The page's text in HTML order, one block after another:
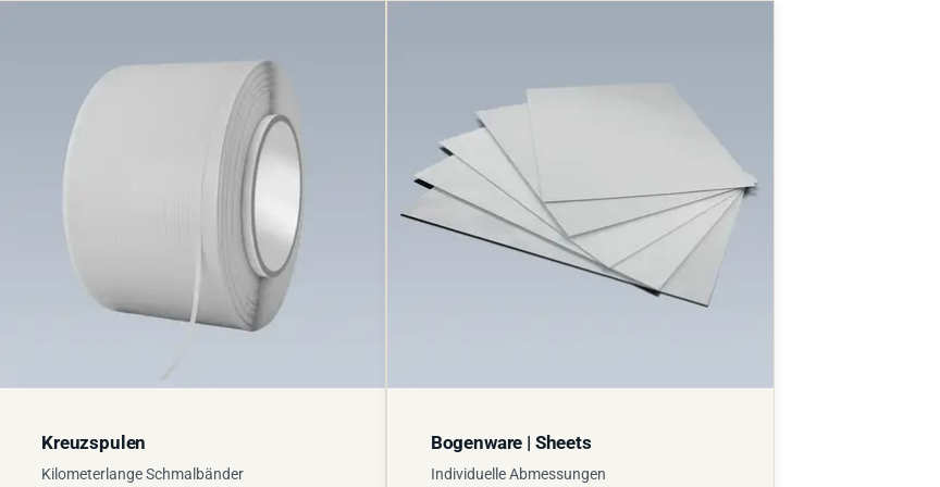
Kreuzspulen
Kilometerlange Schmalbänder
Bogenware | Sheets
Individuelle Abmessungen